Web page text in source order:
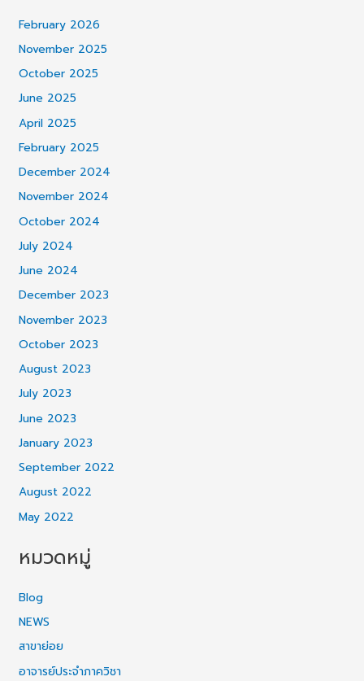
February 2026
November 2025
October 2025
June 2025
April 2025
February 2025
December 2024
November 2024
October 2024
July 2024
June 2024
December 2023
November 2023
October 2023
August 2023
July 2023
June 2023
January 2023
September 2022
August 2022
May 2022
หมวดหมู่
Blog
NEWS
สาขาย่อย
อาจารย์ประจำภาควิชา